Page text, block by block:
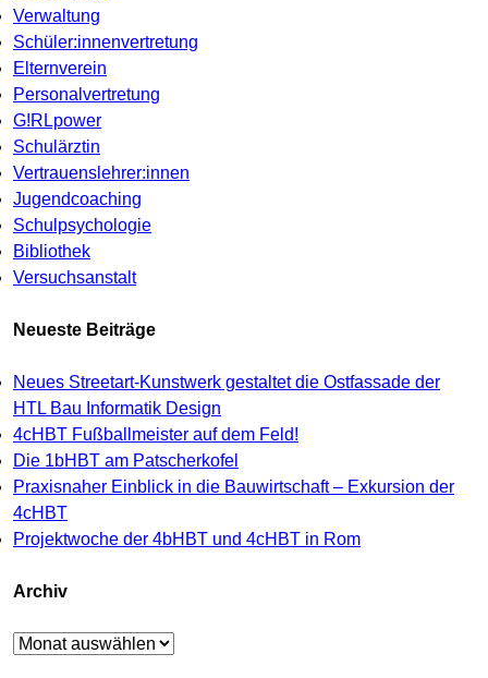
Verwaltung
Schüler:innenvertretung
Elternverein
Personalvertretung
G!RLpower
Schulärztin
Vertrauenslehrer:innen
Jugendcoaching
Schulpsychologie
Bibliothek
Versuchsanstalt
Neueste Beiträge
Neues Streetart-Kunstwerk gestaltet die Ostfassade der
HTL Bau Informatik Design
4cHBT Fußballmeister auf dem Feld!
Die 1bHBT am Patscherkofel
Praxisnaher Einblick in die Bauwirtschaft – Exkursion der
4cHBT
Projektwoche der 4bHBT und 4cHBT in Rom
Archiv
Archiv